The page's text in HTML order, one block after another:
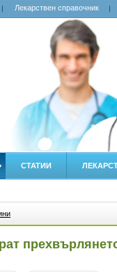
Лекарствен справочник
СТАТИИ